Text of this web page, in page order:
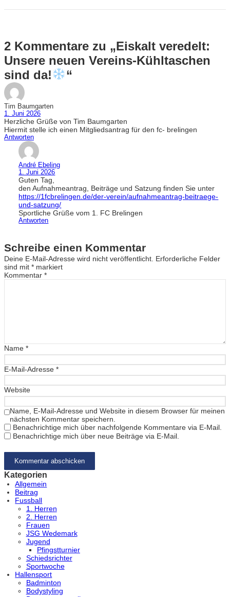
2 Kommentare zu „Eiskalt veredelt:
Unsere neuen Vereins-Kühltaschen
sind da!
“
Tim Baumgarten
1. Juni 2026
Herzliche Grüße von Tim Baumgarten
Hiermit stelle ich einen Mitgliedsantrag für den fc- brelingen
Antworten
André Ebeling
1. Juni 2026
Guten Tag,
den Aufnahmeantrag, Beiträge und Satzung finden Sie unter
https://1fcbrelingen.de/der-verein/aufnahmeantrag-beitraege-
und-satzung/
Sportliche Grüße vom 1. FC Brelingen
Antworten
Schreibe einen Kommentar
Deine E-Mail-Adresse wird nicht veröffentlicht. Erforderliche Felder
sind mit * markiert
Kommentar *
Name *
E-Mail-Adresse *
Website
Name, E-Mail-Adresse und Website in diesem Browser für meinen
nächsten Kommentar speichern.
Benachrichtige mich über nachfolgende Kommentare via E-Mail.
Benachrichtige mich über neue Beiträge via E-Mail.
Kategorien
Allgemein
Beitrag
Fussball
1. Herren
2. Herren
Frauen
JSG Wedemark
Jugend
Pfingstturnier
Schiedsrichter
Sportwoche
Hallensport
Badminton
Bodystyling